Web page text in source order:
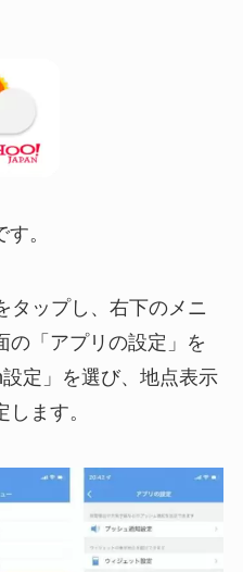
。
タップし、右下のメニ
の「アプリの設定」を
定」を選び、地点表示
ます。